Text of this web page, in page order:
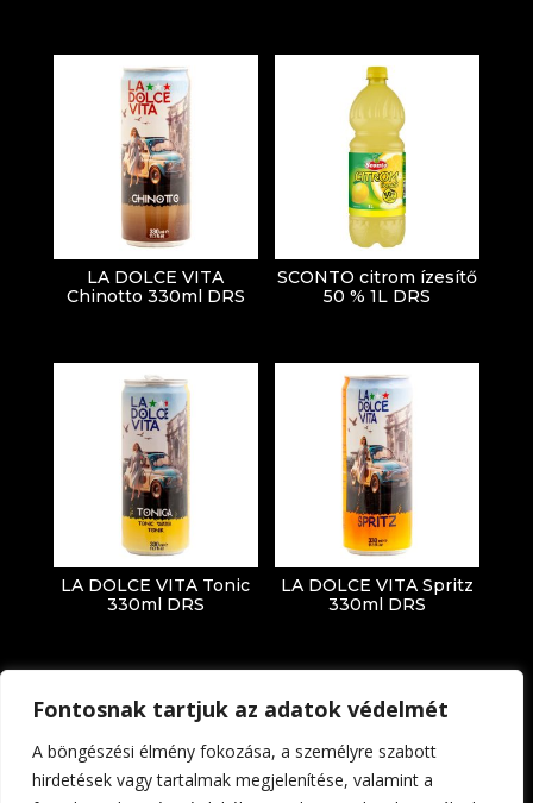
Fontosnak tartjuk az adatok védelmét
A böngészési élmény fokozása, a személyre szabott
hirdetések vagy tartalmak megjelenítése, valamint a
LA DOLCE VITA
Chinotto 330ml DRS
SCONTO citrom ízesítő
50 % 1L DRS
LA DOLCE VITA Tonic
330ml DRS
LA DOLCE VITA Spritz
330ml DRS